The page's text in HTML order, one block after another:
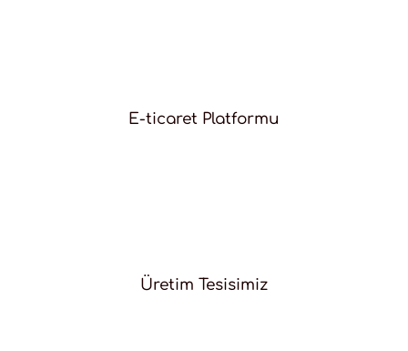
E-ticaret Platformu
Üretim Tesisimiz